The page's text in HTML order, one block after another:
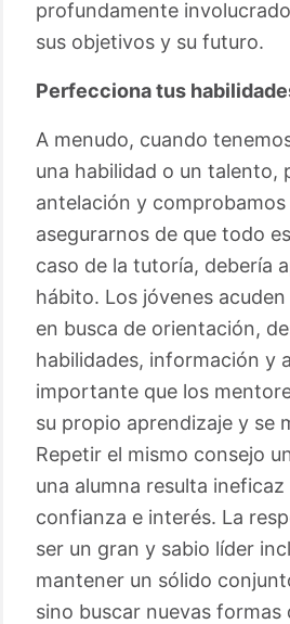
profundamente
sus objetivos y su futuro.
Perfecciona tus
A menudo, cuando
una habilidad o un talento,
antelación y
asegurarnos de que todo
caso de la tutoría, debería
hábito. Los jóvenes
en busca de orientación,
habilidades, información y
importante que los
su propio aprendizaje y se
Repetir el mismo consejo
una alumna resulta
confianza e interés. La
ser un gran y sabio líder
mantener un sólido
sino buscar nuevas formas